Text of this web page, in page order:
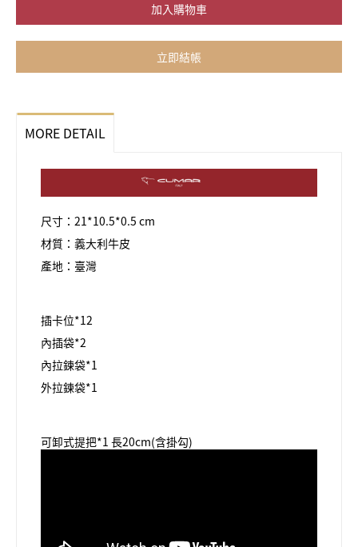
加入購物車
立即結帳
MORE DETAIL
尺寸：21*10.5*0.5 cm
材質：義大利牛皮
產地：臺灣
插卡位*12
內插袋*2
內拉鍊袋*1
外拉鍊袋*1
可卸式提把*1 長20cm(含掛勾)